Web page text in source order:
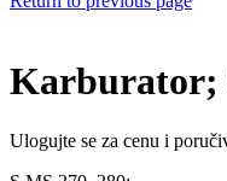
Karburator;
Ulogujte se za cenu i